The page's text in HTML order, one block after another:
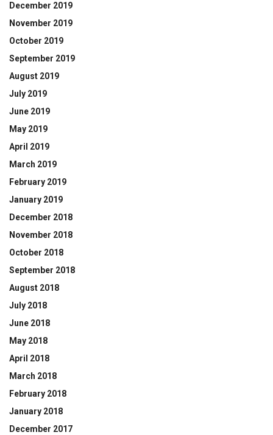
December 2019
November 2019
October 2019
September 2019
August 2019
July 2019
June 2019
May 2019
April 2019
March 2019
February 2019
January 2019
December 2018
November 2018
October 2018
September 2018
August 2018
July 2018
June 2018
May 2018
April 2018
March 2018
February 2018
January 2018
December 2017